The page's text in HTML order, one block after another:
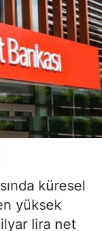
küresel
yüksek
lira net